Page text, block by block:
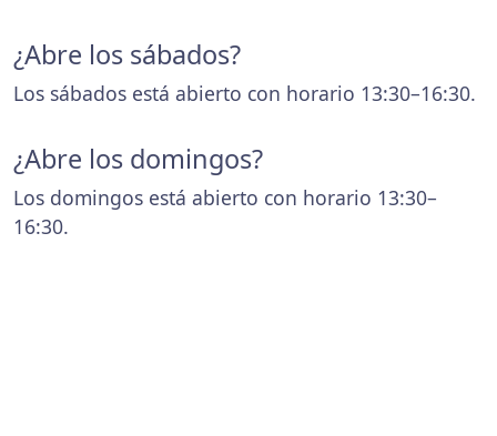
¿Abre los sábados?
Los sábados está abierto con horario 13:30–16:30.
¿Abre los domingos?
Los domingos está abierto con horario 13:30–
16:30.